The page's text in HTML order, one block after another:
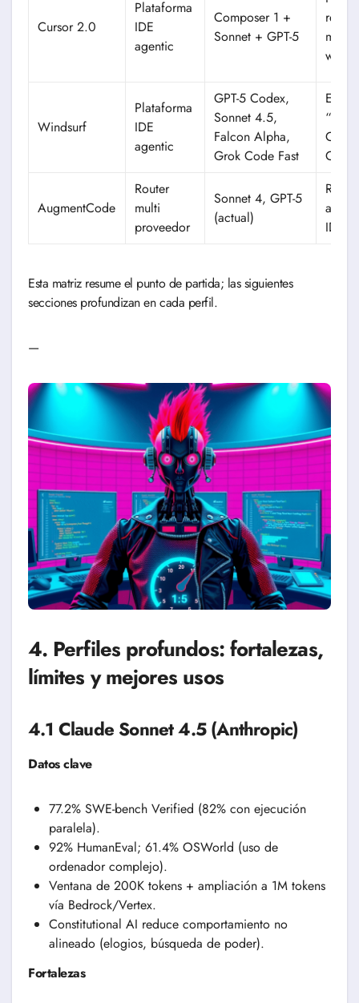
Cursor 2.0
Plataforma
IDE
agentic
Composer 1 +
Sonnet + GPT-5
Windsurf
Plataforma
IDE
agentic
GPT-5 Codex,
Sonnet 4.5,
Falcon Alpha,
Grok Code Fast
AugmentCode
Router
multi
proveedor
Sonnet 4, GPT-5
(actual)
IDE
Esta matriz resume el punto de partida; las siguientes
secciones profundizan en cada perfil.
—
4. Perfiles profundos: fortalezas,
límites y mejores usos
4.1 Claude Sonnet 4.5 (Anthropic)
Datos clave
77.2% SWE-bench Verified (82% con ejecución
paralela).
92% HumanEval; 61.4% OSWorld (uso de
ordenador complejo).
Ventana de 200K tokens + ampliación a 1M tokens
vía Bedrock/Vertex.
Constitutional AI reduce comportamiento no
alineado (elogios, búsqueda de poder).
Fortalezas